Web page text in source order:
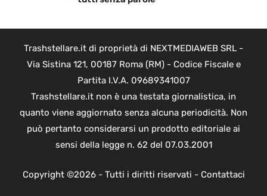
Trashstellare.it di proprietà di NEXTMEDIAWEB SRL -
Via Sistina 121, 00187 Roma (RM) - Codice Fiscale e
Partita I.V.A. 09689341007
Trashstellare.it non è una testata giornalistica, in
quanto viene aggiornato senza alcuna periodicità. Non
può pertanto considerarsi un prodotto editoriale ai
sensi della legge n. 62 del 07.03.2001
Copyright ©2026 - Tutti i diritti riservati - Contattaci